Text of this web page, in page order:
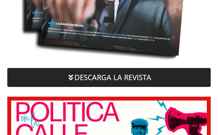
DESCARGA LA REVISTA